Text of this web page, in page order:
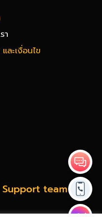
า
ละเงื่อนไข
Support team